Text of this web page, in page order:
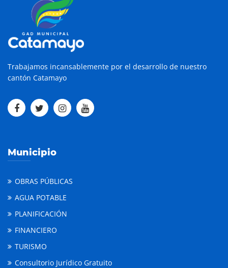
Trabajamos incansablemente por el desarrollo de nuestro
cantón Catamayo
Municipio
OBRAS PÚBLICAS
AGUA POTABLE
PLANIFICACIÓN
FINANCIERO
TURISMO
Consultorio Jurídico Gratuito